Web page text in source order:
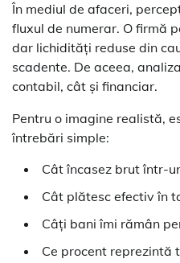
În mediul de afaceri,
fluxul de numerar. O firmă
dar lichidități reduse din
scadente. De aceea,
contabil, cât și financiar.
Pentru o imagine realistă,
întrebări simple:
Cât încasez brut într-
Cât plătesc efectiv în
Câți bani îmi rămân
Ce procent reprezintă